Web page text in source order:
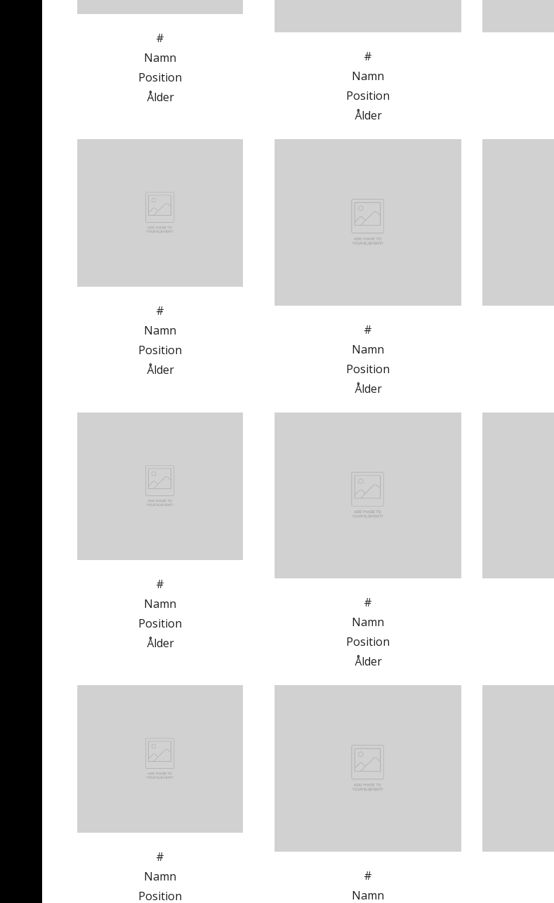
#
Namn
Position
Ålder
#
Namn
Position
Ålder
#
Namn
Position
Ålder
#
Namn
Position
Ålder
#
Namn
Position
Ålder
#
Namn
Position
Ålder
#
Namn
Position
#
Namn